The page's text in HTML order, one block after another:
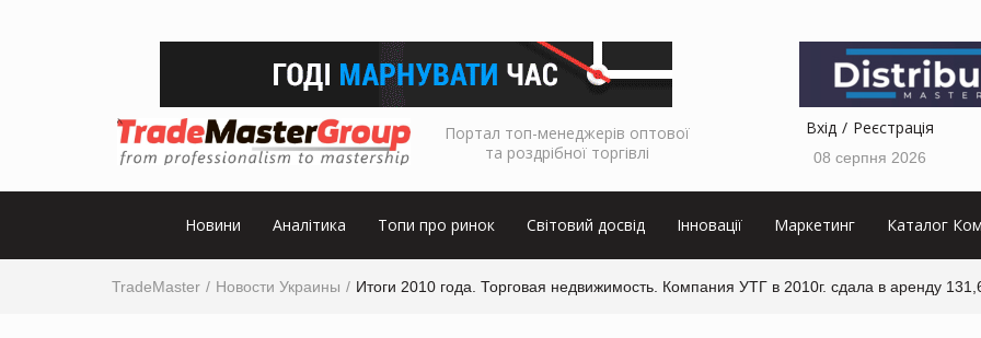
Портал топ-менеджерів оптової
та роздрібної торгівлі
Вхід Реєстрація
08 серпня 2026
Новини Аналітика Топи про ринок Світовий досвід Інновації Маркетинг Каталог
TradeMaster Новости Украины Итоги 2010 года. Торговая недвижимость. Компания УТГ в 2010г. сдала в аренду